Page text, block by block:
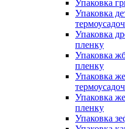
Упаковка
Упаковка
Упаковка
пленку
Упаковка
пленку
Упаковка
Упаковка
пленку
Упаковка